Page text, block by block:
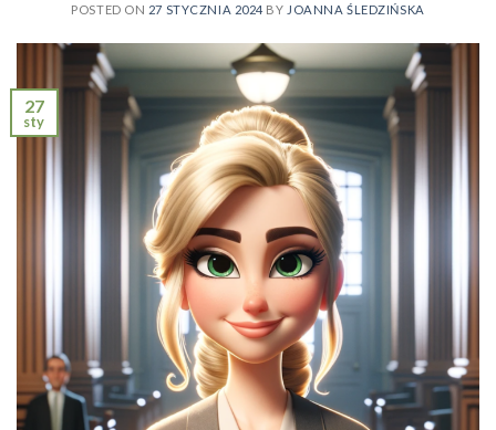
POSTED ON 27 STYCZNIA 2024 BY JOANNA ŚLEDZIŃSKA
27
sty